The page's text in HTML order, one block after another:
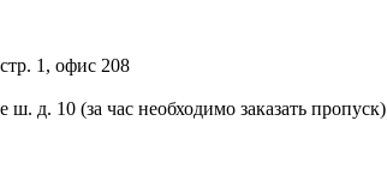
1, офис 208
д. 10 (за час необходимо заказать пропуск)